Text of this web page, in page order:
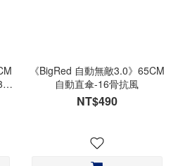
《BigRed 自動無敵3.0》65CM
自動直傘-16骨抗風
NT$490